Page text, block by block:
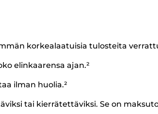
korkealaatuisia tulosteita
elinkaarensa ajan.²
ilman huolia.²
tai kierrätettäviksi. Se on